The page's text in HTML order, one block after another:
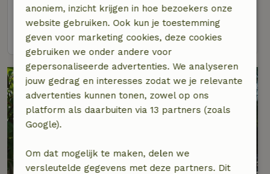
4 personen2 slaapkamers
bekijk
anoniem, inzicht krijgen in hoe bezoekers onze
website gebruiken. Ook kun je toestemming
geven voor marketing cookies, deze cookies
gebruiken we onder andere voor
gepersonaliseerde advertenties. We analyseren
jouw gedrag en interesses zodat we je relevante
advertenties kunnen tonen, zowel op ons
platform als daarbuiten via 13 partners (zoals
Google).
Om dat mogelijk te maken, delen we
versleutelde gegevens met deze partners. Dit